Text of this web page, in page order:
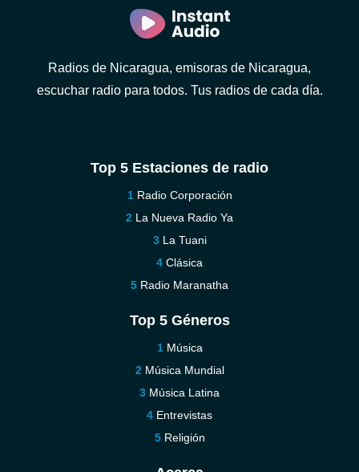
Radios de Nicaragua, emisoras de Nicaragua,
escuchar radio para todos. Tus radios de cada día.
Top 5 Estaciones de radio
Radio Corporación
La Nueva Radio Ya
La Tuani
Clásica
Radio Maranatha
Top 5 Géneros
Música
Música Mundial
Música Latina
Entrevistas
Religión